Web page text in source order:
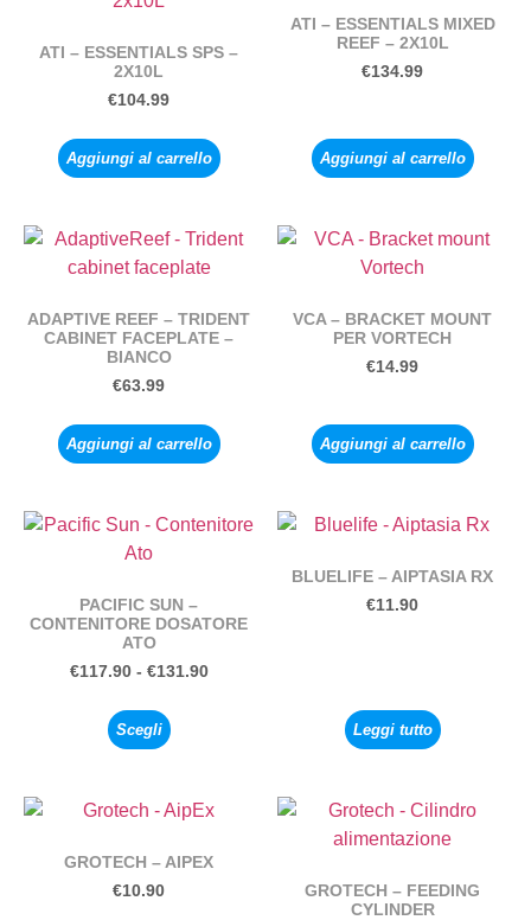
ATI – ESSENTIALS SPS –
2X10L
€104.99
Aggiungi al carrello
ATI – ESSENTIALS MIXED
REEF – 2X10L
€134.99
Aggiungi al carrello
ADAPTIVE REEF – TRIDENT
CABINET FACEPLATE –
BIANCO
€63.99
Aggiungi al carrello
VCA – BRACKET MOUNT
PER VORTECH
€14.99
Aggiungi al carrello
PACIFIC SUN –
CONTENITORE DOSATORE
ATO
€117.90 - €131.90
Scegli
BLUELIFE – AIPTASIA RX
€11.90
Leggi tutto
GROTECH – AIPEX
€10.90
GROTECH – FEEDING
CYLINDER